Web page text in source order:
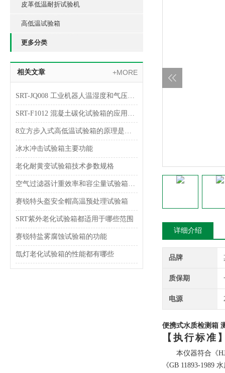
皮革低温耐折试验机
高低温试验箱
更多分类
相关文章 +MORE
SRT-JQ008 工业机器人温湿度和气压试验箱介绍 技术指导操作
SRT-F1012 混凝土碳化试验箱的应用介绍 提供技术指导
8立方步入式高低温试验箱的原理是什么 提供技术指导 山东赛锐特
冰水冲击试验箱主要功能
老化耐黄变试验箱技术参数规格
空气过滤器计重效率和容尘量试验箱试验步骤
赛锐特头盔安全帽高温预处理试验箱
SRT紫外老化试验箱都适用于哪些范围
赛锐特盐雾腐蚀试验箱的功能
氙灯老化试验箱的性能都有哪些
详细介绍
品牌
质保期
电源
便携式水质检测箱
【执行标准
本仪器符合《
《GB 11893-1989